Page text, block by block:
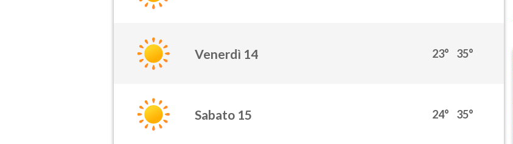
Venerdì 14 23° 35°
Sabato 15 24° 35°